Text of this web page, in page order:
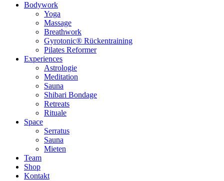
Bodywork
Yoga
Massage
Breathwork
Gyrotonic® Rückentraining
Pilates Reformer
Experiences
Astrologie
Meditation
Sauna
Shibari Bondage
Retreats
Rituale
Space
Serratus
Sauna
Mieten
Team
Shop
Kontakt